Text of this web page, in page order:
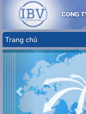
Trang chủ
Previous